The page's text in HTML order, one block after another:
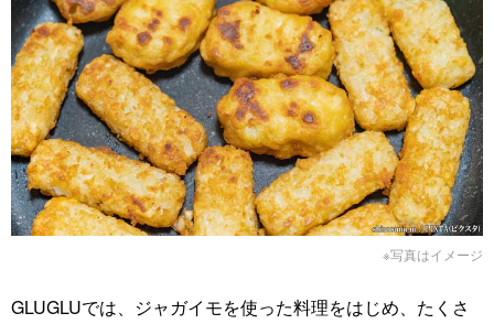
※写真はイメージ
GLUGLUでは、ジャガイモを使った料理をはじめ、たくさ